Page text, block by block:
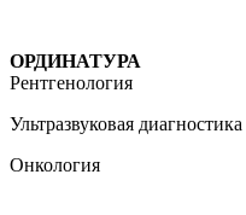
ОРДИНАТУРА
Рентгенология
Ультразвуковая диагностика
Онкология